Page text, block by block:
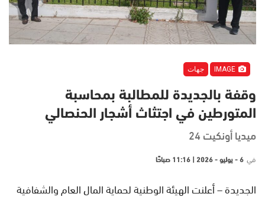
جهات
وقفة بالجديدة للمطالبة بمحاسبة
المتورطين في اجتثاث أشجار الحنصالي
ميديا أونكيت 24
في 6 - يوليو - 2026 | 11:16 صباحًا
الجديدة – أعلنت الهيئة الوطنية لحماية المال العام والشفافية